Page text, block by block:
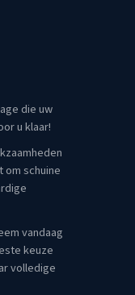
die uw
u klaar!
om schuine
vandaag
keuze
volledige